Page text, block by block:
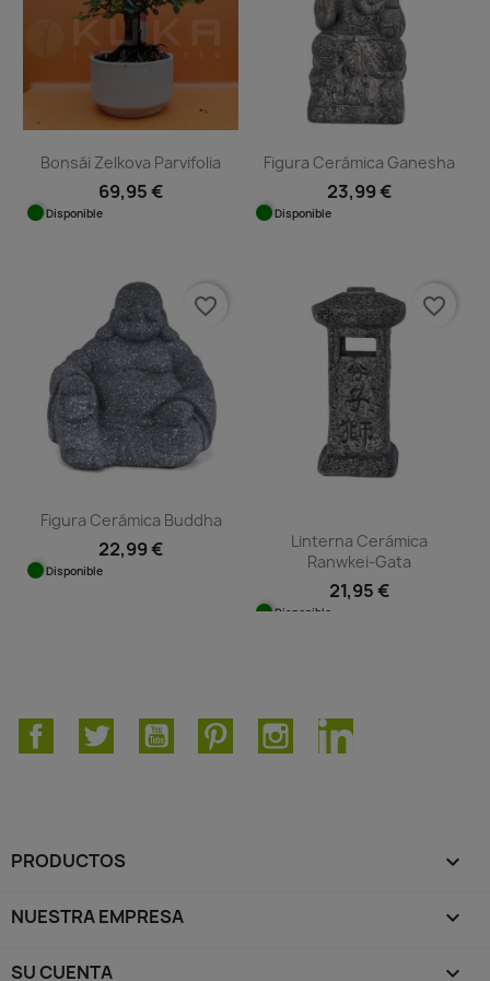
Bonsái Zelkova Parvifolia
69,95 €
Disponible
Figura Cerámica Ganesha
23,99 €
Disponible
Figura Cerámica Buddha
22,99 €
Disponible
favorite_border
Linterna Cerámica
Ranwkei-Gata
21,95 €
Disponible
favorite_border
FacebookTwitter YouTube PinterestInstagramLinkedIn
PRODUCTOS 
NUESTRA EMPRESA 
SU CUENTA 